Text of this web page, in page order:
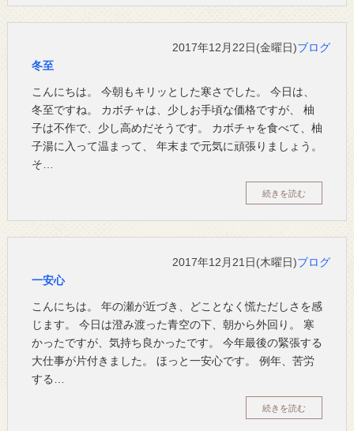
2017年12月22日(金曜日)ブログ
冬至
こんにちは。 今朝もキリッとした寒さでした。 今日は、
冬至ですね。 カボチャは、少しお手頃な価格ですが、 柚
子は不作で、少し高めだそうです。 カボチャを食べて、柚
子湯に入って温まって、 年末まで元気に頑張りましょう。
そ…
続きを読む
2017年12月21日(木曜日)ブログ
一安心
こんにちは。 年の瀬が近づき、どことなく慌ただしさを感
じます。 今日は澄み渡った青空の下、朝から外回り。 寒
かったですが、気持ち良かったです。 今年最後の緊張する
大仕事が片付きました。 ほっと一安心です。 例年、苦労
する…
続きを読む